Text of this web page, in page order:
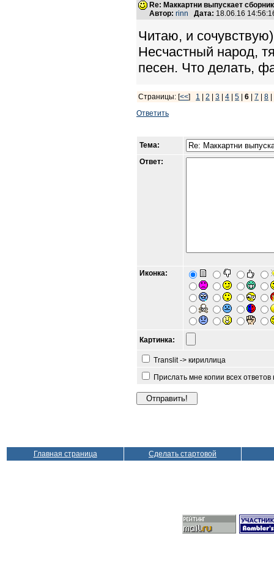
Re: Маккартни выпускает
Автор: rinn Дата: 18.06.16
Читаю, и сочувствую)
Несчастный народ,
песен. Что делать,
Страницы: [<<] 1 2 3 4 5 6 7 8
Ответить
Тема:
Ответ:
Иконка:
Картинка:
Translit -> кириллица
Прислать мне копии всех
Главная страница Сделать стартовой